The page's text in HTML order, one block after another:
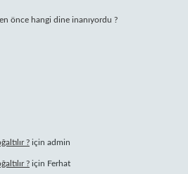
önce hangi dine inanıyordu ?
? için admin
? için Ferhat